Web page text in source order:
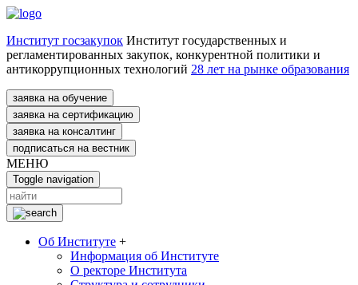
Институт госзакупок Институт государственных и
регламентированных закупок, конкурентной политики и
антикоррупционных технологий 28 лет на рынке образования
заявка на обучение
заявка на сертификацию
заявка на консалтинг
подписаться на вестник
МЕНЮ
Toggle navigation
Об Институте +
Информация об Институте
О ректоре Института